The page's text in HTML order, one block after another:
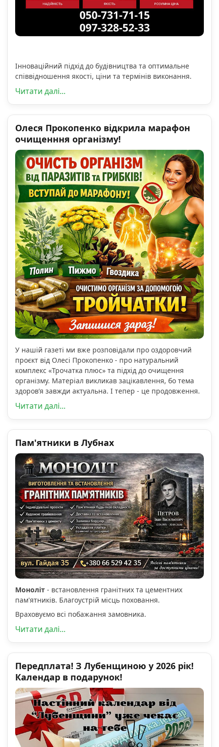
Інноваційний підхід до будівництва та оптимальне
співвідношення якості, ціни та термінів виконання.
Читати далі...
Олеся Прокопенко відкрила марафон
очищенння організму!
У нашій газеті ми вже розповідали про оздоровчий
проєкт від Олесі Прокопенко - про натуральний
комплекс «Трочатка плюс» та підхід до очищення
організму. Матеріал викликав зацікавлення, бо тема
здоров’я завжди актуальна. І тепер - це продовження.
Читати далі...
Пам'ятники в Лубнах
Моноліт - встановлення гранітних та цементних
пам'ятників. Благоустрій місць поховання.
Враховуємо всі побажання замовника.
Читати далі...
Передплата! З Лубенщиною у 2026 рік!
Календар в подарунок!